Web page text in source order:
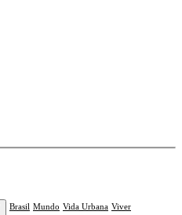
Brasil Mundo Vida Urbana Viver